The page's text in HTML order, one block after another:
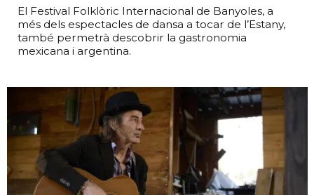
El Festival Folklòric Internacional de Banyoles, a
més dels espectacles de dansa a tocar de l’Estany,
també permetrà descobrir la gastronomia
mexicana i argentina.